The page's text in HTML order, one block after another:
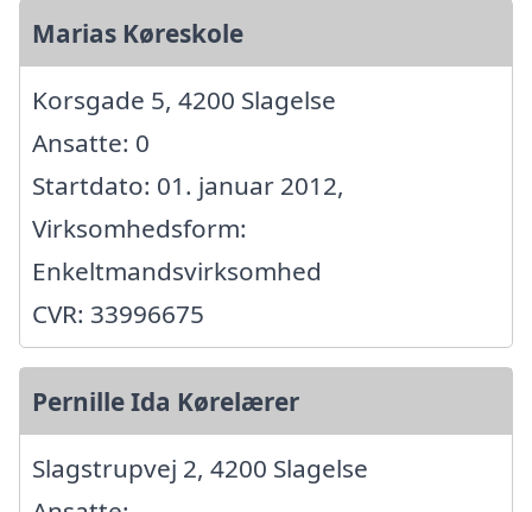
Marias Køreskole
Korsgade 5, 4200 Slagelse
Ansatte: 0
Startdato: 01. januar 2012,
Virksomhedsform:
Enkeltmandsvirksomhed
CVR: 33996675
Pernille Ida Kørelærer
Slagstrupvej 2, 4200 Slagelse